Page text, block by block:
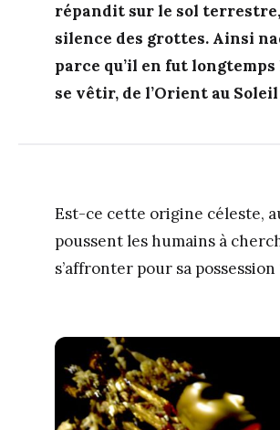
répandit sur le sol terrestre,
silence des grottes. Ainsi
parce qu’il en fut longtemps
se vêtir, de l’Orient au
Est-ce cette origine céleste,
poussent les humains à
s’affronter pour sa